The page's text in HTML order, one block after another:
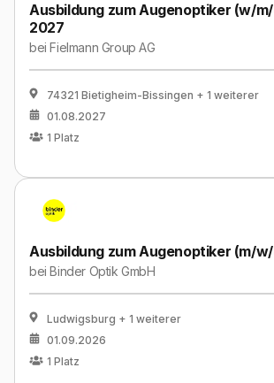
Ausbildung zum Augenoptiker (w/
2027
beiFielmann Group AG
74321 Bietigheim-Bissingen + 1 weiterer
01.08.2027
1 Platz
Ausbildung zum Augenoptiker (m/
beiBinder Optik GmbH
Ludwigsburg + 1 weiterer
01.09.2026
1 Platz